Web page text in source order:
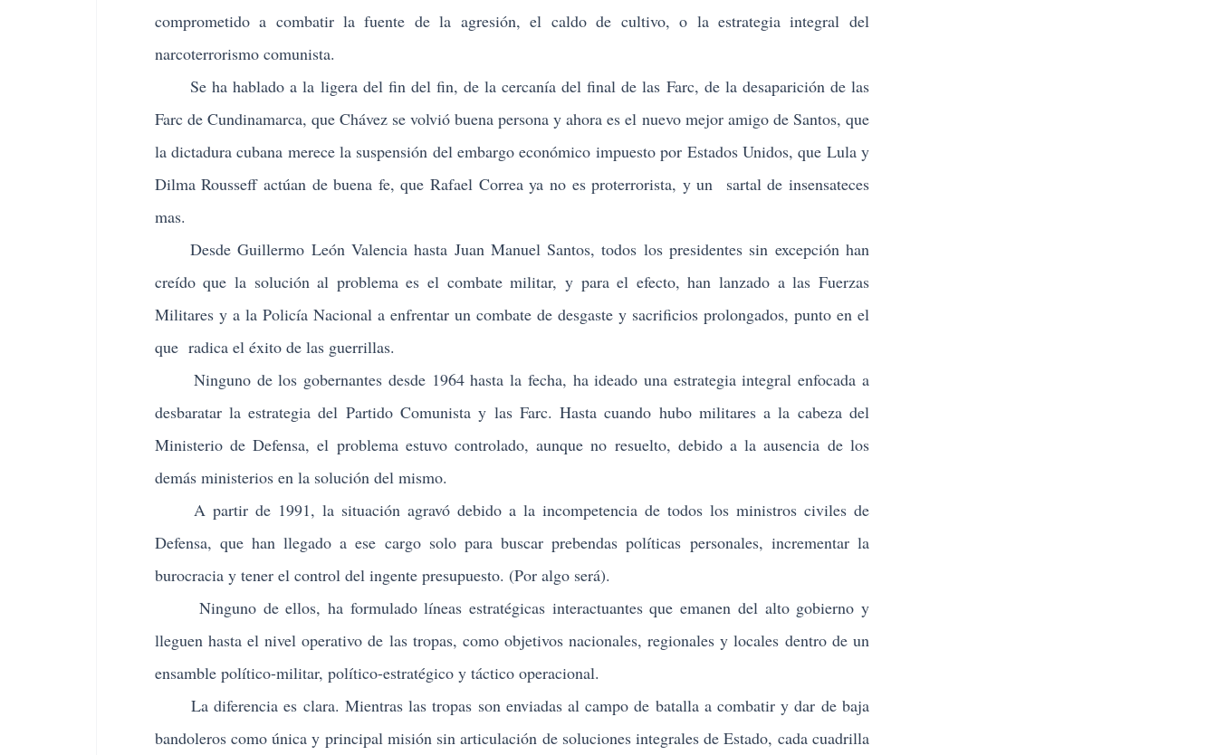
comprometido a combatir la fuente de la agresión, el caldo de cultivo, o la estrategia integral del
narcoterrorismo comunista.
Se ha hablado a la ligera del fin del fin, de la cercanía del final de las Farc, de la desaparición de las
Farc de Cundinamarca, que Chávez se volvió buena persona y ahora es el nuevo mejor amigo de Santos, que
la dictadura cubana merece la suspensión del embargo económico impuesto por Estados Unidos, que Lula y
Dilma Rousseff actúan de buena fe, que Rafael Correa ya no es proterrorista, y un sartal de insensateces
mas.
Desde Guillermo León Valencia hasta Juan Manuel Santos, todos los presidentes sin excepción han
creído que la solución al problema es el combate militar, y para el efecto, han lanzado a las Fuerzas
Militares y a la Policía Nacional a enfrentar un combate de desgaste y sacrificios prolongados, punto en el
que radica el éxito de las guerrillas.
Ninguno de los gobernantes desde 1964 hasta la fecha, ha ideado una estrategia integral enfocada a
desbaratar la estrategia del Partido Comunista y las Farc. Hasta cuando hubo militares a la cabeza del
Ministerio de Defensa, el problema estuvo controlado, aunque no resuelto, debido a la ausencia de los
demás ministerios en la solución del mismo.
A partir de 1991, la situación agravó debido a la incompetencia de todos los ministros civiles de
Defensa, que han llegado a ese cargo solo para buscar prebendas políticas personales, incrementar la
burocracia y tener el control del ingente presupuesto. (Por algo será).
Ninguno de ellos, ha formulado líneas estratégicas interactuantes que emanen del alto gobierno y
lleguen hasta el nivel operativo de las tropas, como objetivos nacionales, regionales y locales dentro de un
ensamble político-militar, político-estratégico y táctico operacional.
La diferencia es clara. Mientras las tropas son enviadas al campo de batalla a combatir y dar de baja
bandoleros como única y principal misión sin articulación de soluciones integrales de Estado, cada cuadrilla